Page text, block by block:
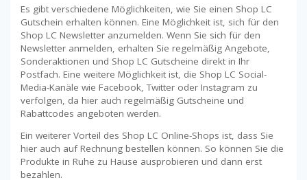
Es gibt verschiedene Möglichkeiten, wie Sie einen Shop LC
Gutschein erhalten können. Eine Möglichkeit ist, sich für den
Shop LC Newsletter anzumelden. Wenn Sie sich für den
Newsletter anmelden, erhalten Sie regelmäßig Angebote,
Sonderaktionen und Shop LC Gutscheine direkt in Ihr
Postfach. Eine weitere Möglichkeit ist, die Shop LC Social-
Media-Kanäle wie Facebook, Twitter oder Instagram zu
verfolgen, da hier auch regelmäßig Gutscheine und
Rabattcodes angeboten werden.
Ein weiterer Vorteil des Shop LC Online-Shops ist, dass Sie
hier auch auf Rechnung bestellen können. So können Sie die
Produkte in Ruhe zu Hause ausprobieren und dann erst
bezahlen.